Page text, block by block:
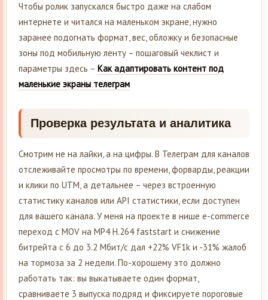
Чтобы ролик запускался быстро даже на слабом
интернете и читался на маленьком экране, нужно
заранее подогнать формат, вес, обложку и безопасные
зоны под мобильную ленту – пошаговый чеклист и
параметры здесь – Как адаптировать контент под
маленькие экраны телеграм
Проверка результата и аналитика
Смотрим не на лайки, а на цифры. В Телеграм для каналов
отслеживайте просмотры по времени, форварды, реакции
и клики по UTM, а детальнее – через встроенную
статистику каналов или API статистики, если доступен
для вашего канала. У меня на проекте в нише e-commerce
переход с MOV на MP4 H.264 faststart и снижение
битрейта с 6 до 3.2 Мбит/с дал +22% VF1k и -31% жалоб
на тормоза за 2 недели. По-хорошему это должно
работать так: вы выкатываете один формат,
сравниваете 3 выпуска подряд и фиксируете пороговые